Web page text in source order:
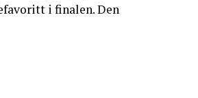
i finalen. Den